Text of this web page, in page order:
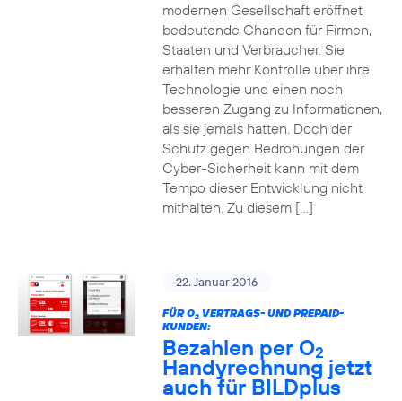
modernen Gesellschaft eröffnet
bedeutende Chancen für Firmen,
Staaten und Verbraucher. Sie
erhalten mehr Kontrolle über ihre
Technologie und einen noch
besseren Zugang zu Informationen,
als sie jemals hatten. Doch der
Schutz gegen Bedrohungen der
Cyber-Sicherheit kann mit dem
Tempo dieser Entwicklung nicht
mithalten. Zu diesem […]
22. Januar 2016
FÜR O2VERTRAGS- UND PREPAID-
KUNDEN:
Bezahlen per O2
Handyrechnung jetzt
auch für BILDplus